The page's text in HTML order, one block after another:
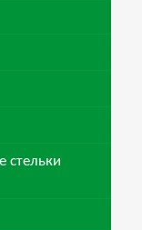
стельки